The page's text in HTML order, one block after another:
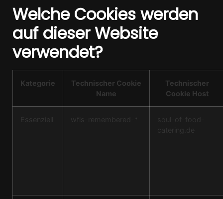
Welche Cookies werden
auf dieser Website
verwendet?
Kategorie
Technischer Cookie
Name
Technischer
Cookie Host
Essenziell wfls-remembered-*
soul-of-food-
catering.de